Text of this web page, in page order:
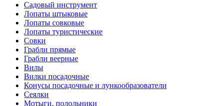
Садовый инструмент
Лопаты штыковые
Лопаты совковые
Лопаты туристические
Совки
Грабли прямые
Грабли веерные
Вилы
Вилки посадочные
Конусы посадочные и лункообразователи
Сеялки
Мотыги, полольники